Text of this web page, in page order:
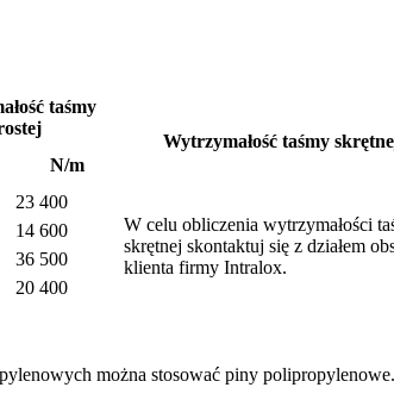
taśmy
Wytrzymałość taśmy
N/m
23 400
W celu obliczenia wytrzymałości
skrętnej skontaktuj się z działem
klienta firmy Intralox.
14 600
36 500
20 400
można stosować piny